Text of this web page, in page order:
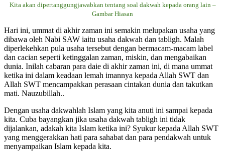
Kita akan dipertanggungjawabkan tentang soal dakwah kepada orang lain –
Gambar Hiasan
Hari ini, ummat di akhir zaman ini semakin melupakan usaha yang
dibawa oleh Nabi SAW iaitu usaha dakwah dan tabligh. Malah
diperlekehkan pula usaha tersebut dengan bermacam-macam label
dan cacian seperti ketinggalan zaman, miskin, dan mengabaikan
dunia. Inilah cabaran para daie di akhir zaman ini, di mana ummat
ketika ini dalam keadaan lemah imannya kepada Allah SWT dan
Allah SWT mencampakkan perasaan cintakan dunia dan takutkan
mati. Nauzubillah..
Dengan usaha dakwahlah Islam yang kita anuti ini sampai kepada
kita. Cuba bayangkan jika usaha dakwah tabligh ini tidak
dijalankan, adakah kita Islam ketika ini? Syukur kepada Allah SWT
yang menggerakkan hati para sahabat dan para pendakwah untuk
menyampaikan Islam kepada kita.